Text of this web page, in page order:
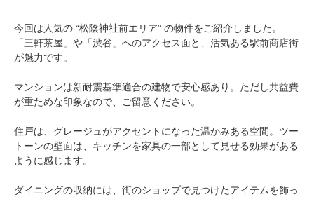
今回は人気の “松陰神社前エリア” の物件をご紹介しました。
「三軒茶屋」や「渋谷」へのアクセス面と、活気ある駅前商店街
が魅力です。
マンションは新耐震基準適合の建物で安心感あり。ただし共益費
が重ためな印象なので、ご留意ください。
住戸は、グレージュがアクセントになった温かみある空間。ツー
トーンの壁面は、キッチンを家具の一部として見せる効果がある
ように感じます。
ダイニングの収納には、街のショップで見つけたアイテムを飾っ